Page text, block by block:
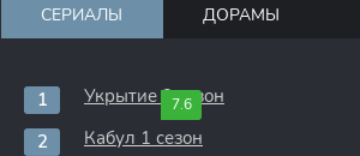
СЕРИАЛЫ ДОРАМЫ
7.6
Укрытие 3 сезон
Кабул 1 сезон